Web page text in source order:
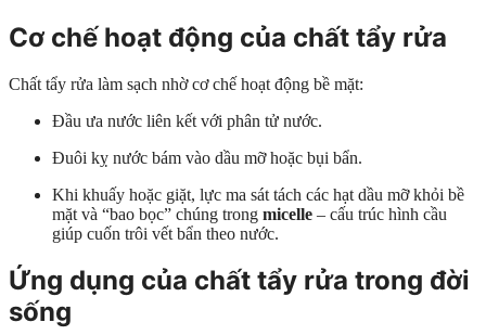
Cơ chế hoạt động của chất tẩy rửa
Chất tẩy rửa làm sạch nhờ cơ chế hoạt động bề mặt:
Đầu ưa nước liên kết với phân tử nước.
Đuôi kỵ nước bám vào dầu mỡ hoặc bụi bẩn.
Khi khuấy hoặc giặt, lực ma sát tách các hạt dầu mỡ khỏi bề
mặt và “bao bọc” chúng trong micelle – cấu trúc hình cầu
giúp cuốn trôi vết bẩn theo nước.
Ứng dụng của chất tẩy rửa trong đời
sống